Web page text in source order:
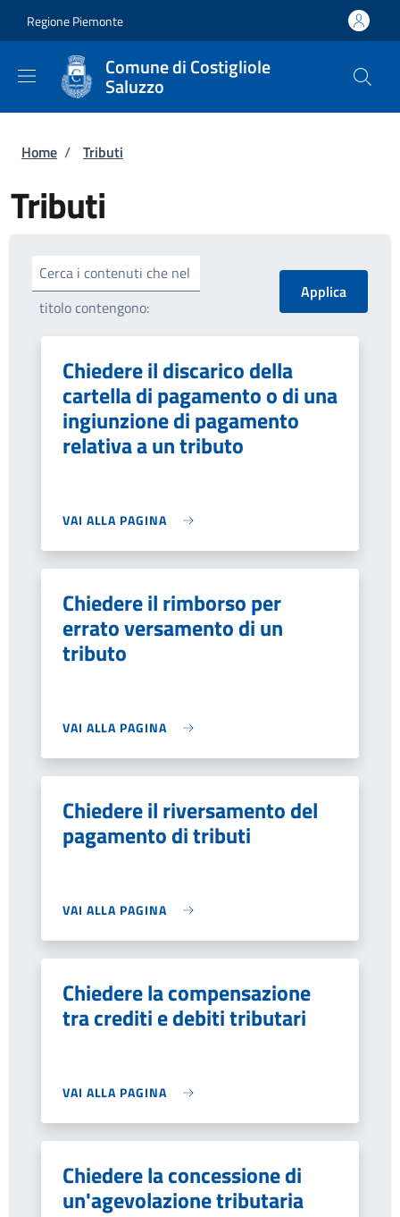
Regione Piemonte
Comune di Costigliole
Saluzzo
Briciole di pane
Home / Tributi
Tributi
Cerca i contenuti che nel
titolo contengono:
Chiedere il discarico della
cartella di pagamento o di una
ingiunzione di pagamento
relativa a un tributo
VAI ALLA PAGINA
Chiedere il rimborso per
errato versamento di un
tributo
VAI ALLA PAGINA
Chiedere il riversamento del
pagamento di tributi
VAI ALLA PAGINA
Chiedere la compensazione
tra crediti e debiti tributari
VAI ALLA PAGINA
Chiedere la concessione di
un'agevolazione tributaria